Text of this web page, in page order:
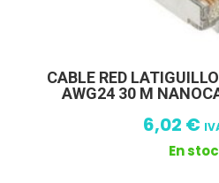
CABLE RED
AWG24 30 M
6,02 €
En